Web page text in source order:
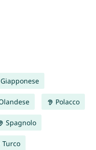
Giapponese
Polacco
Spagnolo
Turco